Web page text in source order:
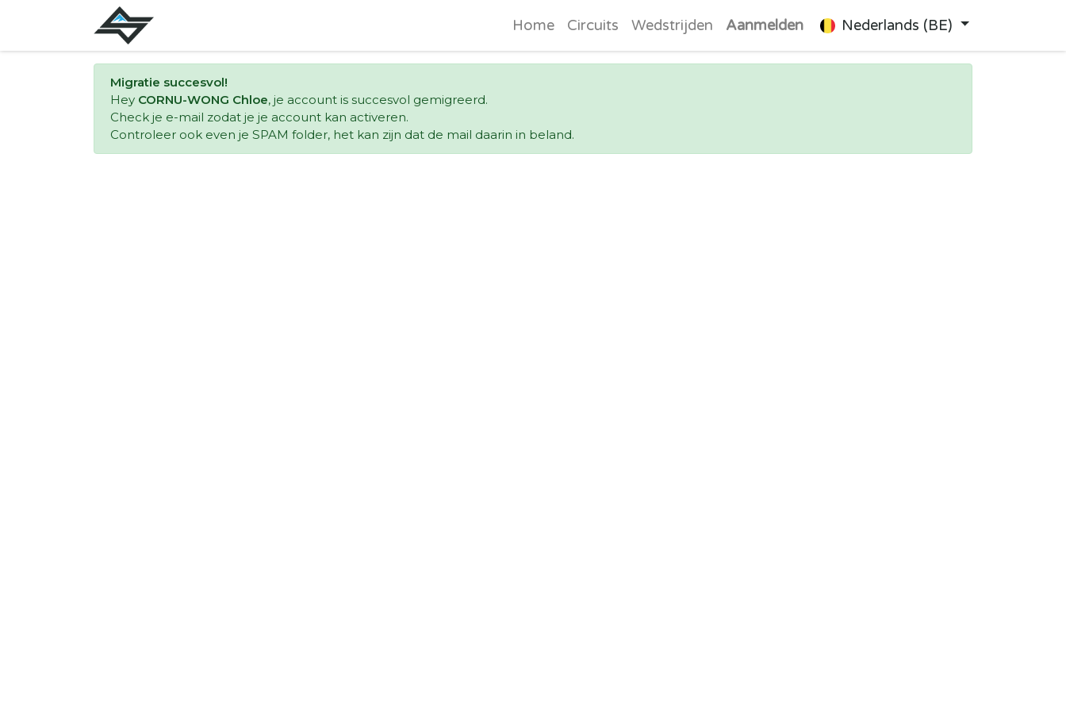
Home Circuits Wedstrijden Aanmelden Nederlands (BE)
Migratie succesvol!
Hey CORNU-WONG Chloe, je account is succesvol gemigreerd.
Check je e-mail zodat je je account kan activeren.
Controleer ook even je SPAM folder, het kan zijn dat de mail daarin in beland.